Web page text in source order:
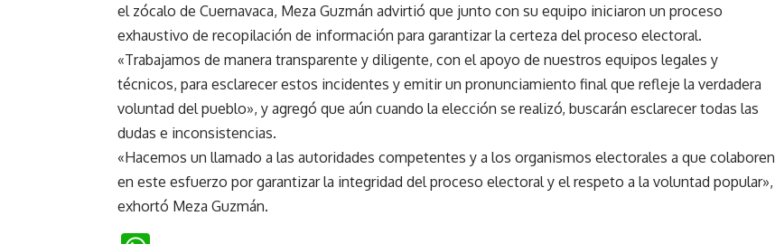
el zócalo de Cuernavaca, Meza Guzmán advirtió que junto con su equipo iniciaron un proceso
exhaustivo de recopilación de información para garantizar la certeza del proceso electoral.
«Trabajamos de manera transparente y diligente, con el apoyo de nuestros equipos legales y
técnicos, para esclarecer estos incidentes y emitir un pronunciamiento final que refleje la verdadera
voluntad del pueblo», y agregó que aún cuando la elección se realizó, buscarán esclarecer todas las
dudas e inconsistencias.
«Hacemos un llamado a las autoridades competentes y a los organismos electorales a que colaboren
en este esfuerzo por garantizar la integridad del proceso electoral y el respeto a la voluntad popular»,
exhortó Meza Guzmán.